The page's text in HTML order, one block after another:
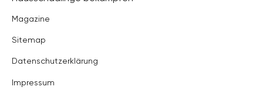
Magazine
Sitemap
Datenschutzerklärung
Impressum